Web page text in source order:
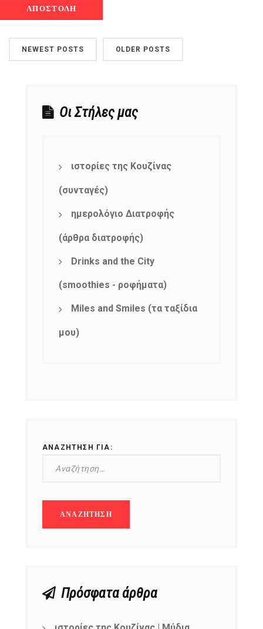
NEWEST POSTS OLDER POSTS
Οι Στήλες μας
ιστορίες της Κουζίνας
(συνταγές)
ημερολόγιο Διατροφής
(άρθρα διατροφής)
Drinks and the City
(smoothies - ροφήματα)
Miles and Smiles (τα ταξίδια
μου)
ΑΝΑΖΉΤΗΣΗ ΓΙΑ:
Πρόσφατα άρθρα